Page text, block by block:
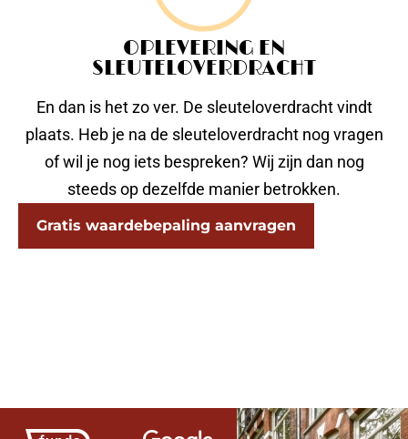
OPLEVERING EN
SLEUTELOVERDRACHT
En dan is het zo ver. De sleuteloverdracht vindt
plaats. Heb je na de sleuteloverdracht nog vragen
of wil je nog iets bespreken? Wij zijn dan nog
steeds op dezelfde manier betrokken.
Gratis waardebepaling aanvragen